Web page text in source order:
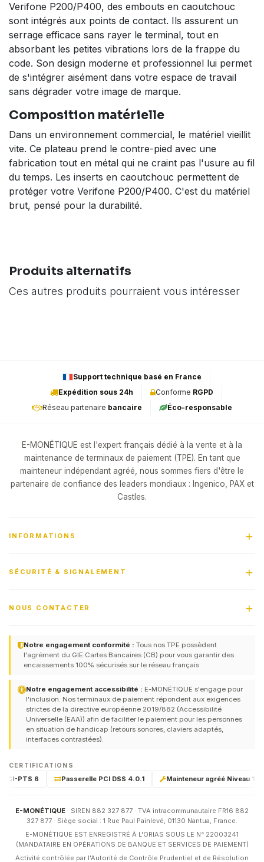
Verifone P200/P400, des embouts en caoutchouc
sont intégrés aux points de contact. Ils assurent un
serrage efficace sans rayer le terminal, tout en
absorbant les petites vibrations lors de la frappe du
code. Son design moderne et professionnel lui permet
de s'intégrer aisément dans votre espace de travail
sans dégrader votre image de marque.
Composition matérielle
Dans un environnement commercial, le matériel vieillit
vite. Ce plateau prend le contre-pied avec une
fabrication tout en métal qui ne craint pas l'usure au fil
du temps. Les inserts en caoutchouc permettent de
protéger votre Verifone P200/P400. C'est du matériel
brut, pensé pour la durabilité.
Produits alternatifs
Ces autres produits pourraient vous intéresser
Support technique basé en France
Expédition sous 24h
Conforme RGPD
Réseau partenaire bancaire Éco-responsable
E-MONÉTIQUE est l'expert français dédié à la vente et à la
maintenance de terminaux de paiement (TPE). En tant que
mainteneur indépendant agréé, nous sommes fiers d'être le
partenaire de confiance des leaders mondiaux : Ingenico, PAX et
Castles.
INFORMATIONS
SÉCURITÉ & SIGNALEMENT
NOUS CONTACTER
Notre engagement conformité : Tous nos TPE possèdent
l'agrément du GIE Cartes Bancaires (CB) pour vous garantir des
encaissements 100% sécurisés sur le réseau français.
Notre engagement accessibilité : E-MONÉTIQUE s'engage pour
l'inclusion. Nos terminaux de paiement répondent aux exigences
strictes de la directive européenne 2019/882 (Accessibilité
Universelle (EAA)) afin de faciliter le paiement pour les personnes
en situation de handicap (retours sonores, claviers adaptés,
interfaces contrastées).
CERTIFICATIONS
PTS 6 Passerelle PCI DSS 4.0.1 Mainteneur agréé Niveau 1 &
E-MONÉTIQUE · SIREN 882 327 877 · TVA intracommunautaire FR16 882
327 877 · Siège social : 1 Rue Paul Painlevé, 01130 Nantua, France.
E-MONÉTIQUE EST ENREGISTRÉ À L'ORIAS SOUS LE N° 22003241
(MANDATAIRE EN OPÉRATIONS DE BANQUE ET SERVICES DE PAIEMENT)
Activité contrôlée par l'Autorité de Contrôle Prudentiel et de Résolution